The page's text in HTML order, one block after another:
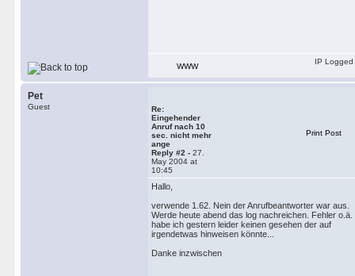
WWW
IP Logged
Pet
Guest
Re:
Eingehender
Anruf nach 10
sec. nicht mehr
ange
Reply #2 - 27.
May 2004 at
10:45
Print Post
Hallo,
verwende 1.62. Nein der Anrufbeantworter war aus.
Werde heute abend das log nachreichen. Fehler o.ä.
habe ich gestern leider keinen gesehen der auf
irgendetwas hinweisen könnte...
Danke inzwischen